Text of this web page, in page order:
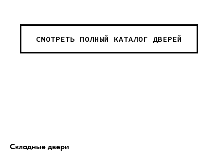
СМОТРЕТЬ ПОЛНЫЙ КАТАЛОГ ДВЕРЕЙ
Складные двери